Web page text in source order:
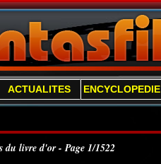
ACTUALITES ENCYCLOPEDIE
du livre d'or - Page 1/1522